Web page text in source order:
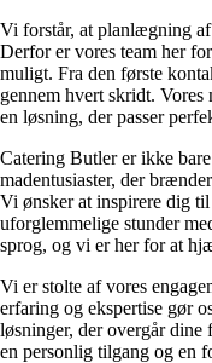
Vi forstår, at planlægning
Derfor er vores team her
muligt. Fra den første
gennem hvert skridt.
en løsning, der passer
Catering Butler er ikke
madentusiaster, der
Vi ønsker at inspirere dig
uforglemmelige stunder
sprog, og vi er her for at
Vi er stolte af vores
erfaring og ekspertise gør
løsninger, der overgår
en personlig tilgang og en